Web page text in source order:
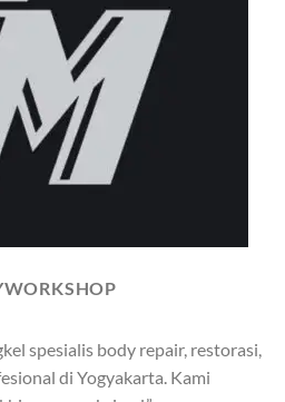
spesialis body repair, restorasi,
di Yogyakarta. Kami